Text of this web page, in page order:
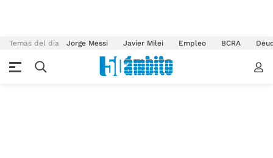
Temas del día Jorge Messi Javier Milei Empleo BCRA